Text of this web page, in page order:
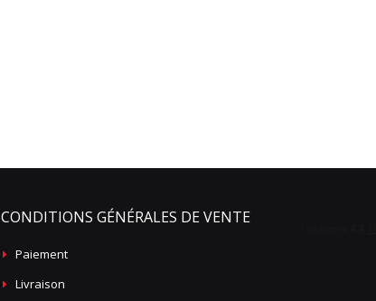
CONDITIONS GÉNÉRALES DE VENTE
Paiement
Livraison